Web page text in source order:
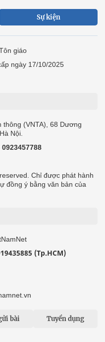
Sự kiện
giáo
ngày 17/10/2025
thông (VNTA), 68 Dương
Nội.
0923457788
Chỉ được phát hành
đồng ý bằng văn bản của
(Tp.HCM)
bài Tuyển dụng